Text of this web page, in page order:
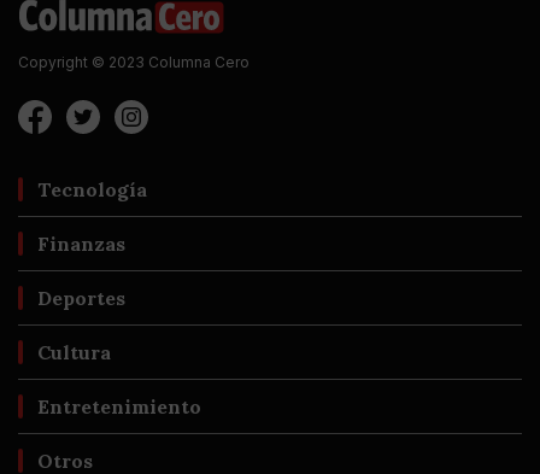
Copyright © 2023 Columna Cero
Tecnología
Finanzas
Deportes
Cultura
Entretenimiento
Otros